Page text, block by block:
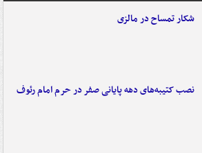
شکار تمساح در مالزی
نصب کتیبه‌های دهه پایانی صفر در حرم امام رئوف